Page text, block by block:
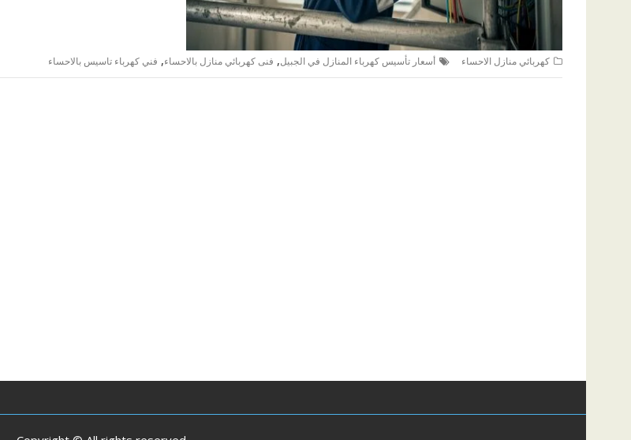
كهربائي منازل الاحساء أسعار تأسيس كهرباء المنازل في الجبيل, فنى كهربائي منازل بالاحساء, فني كهرباء تاسيس بالاحساء